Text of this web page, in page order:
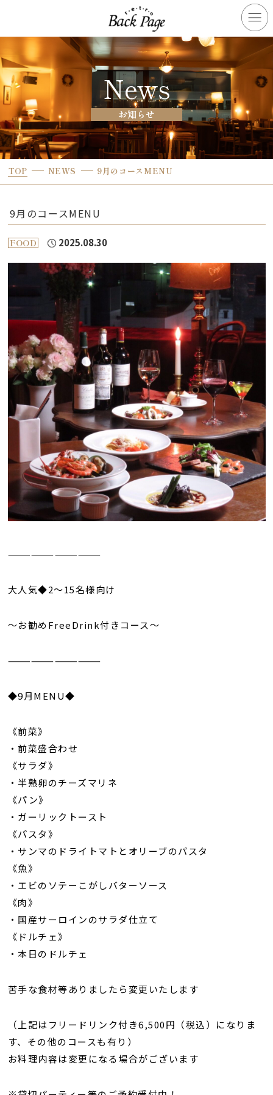
News
お知らせ
TOP NEWS 9月のコースMENU
9月のコースMENU
FOOD 2025.08.30
————————————
大人気◆2～15名様向け
～お勧めFreeDrink付きコース～
————————————
◆9月MENU◆
《前菜》
・前菜盛合わせ
《サラダ》
・半熟卵のチーズマリネ
《パン》
・ガーリックトースト
《パスタ》
・サンマのドライトマトとオリーブのパスタ
《魚》
・エビのソテーこがしバターソース
《肉》
・国産サーロインのサラダ仕立て
《ドルチェ》
・本日のドルチェ
苦手な食材等ありましたら変更いたします
（上記はフリードリンク付き6,500円（税込）になりま
す、その他のコースも有り）
お料理内容は変更になる場合がございます